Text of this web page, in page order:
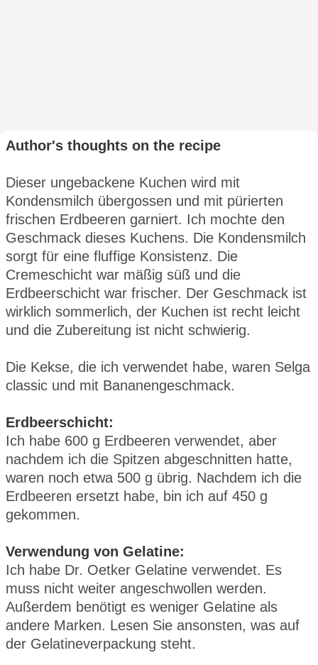
Author's thoughts on the recipe
Dieser ungebackene Kuchen wird mit
Kondensmilch übergossen und mit pürierten
frischen Erdbeeren garniert. Ich mochte den
Geschmack dieses Kuchens. Die Kondensmilch
sorgt für eine fluffige Konsistenz. Die
Cremeschicht war mäßig süß und die
Erdbeerschicht war frischer. Der Geschmack ist
wirklich sommerlich, der Kuchen ist recht leicht
und die Zubereitung ist nicht schwierig.
Die Kekse, die ich verwendet habe, waren Selga
classic und mit Bananengeschmack.
Erdbeerschicht:
Ich habe 600 g Erdbeeren verwendet, aber
nachdem ich die Spitzen abgeschnitten hatte,
waren noch etwa 500 g übrig. Nachdem ich die
Erdbeeren ersetzt habe, bin ich auf 450 g
gekommen.
Verwendung von Gelatine:
Ich habe Dr. Oetker Gelatine verwendet. Es
muss nicht weiter angeschwollen werden.
Außerdem benötigt es weniger Gelatine als
andere Marken. Lesen Sie ansonsten, was auf
der Gelatineverpackung steht.